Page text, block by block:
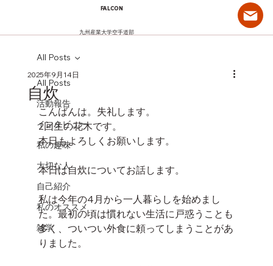
FALCON
九州産業大学空手道部
All Posts
活動報告
インタビュー
私の趣味
大切な人
自己紹介
私のオススメ
雑学
All Posts
自炊
2025年9月14日
こんばんは。失礼します。
2回生の花木です。
本日もよろしくお願いします。
本日は自炊についてお話します。
私は今年の4月から一人暮らしを始めまし
た。最初の頃は慣れない生活に戸惑うことも
多く、ついつい外食に頼ってしまうことがあ
りました。